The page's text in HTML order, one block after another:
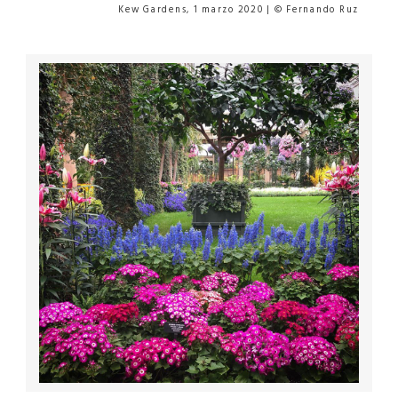
Kew Gardens, 1 marzo 2020 | © Fernando Ruz